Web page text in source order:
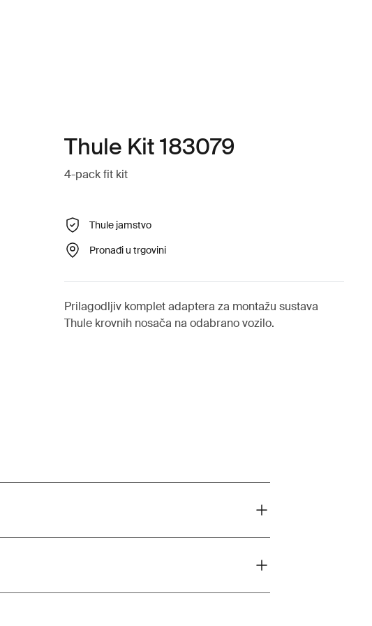
Thule Kit 183079
4-pack fit kit
Thule jamstvo
Pronađi u trgovini
Prilagodljiv komplet adaptera za montažu sustava
Thule krovnih nosača na odabrano vozilo.